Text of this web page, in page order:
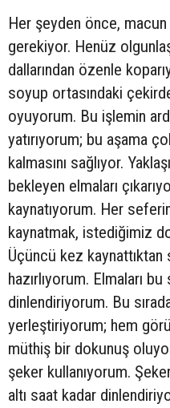
Her şeyden önce, macun
gerekiyor. Henüz
dallarından özenle
soyup ortasındaki
oyuyorum. Bu işlemin
yatırıyorum; bu aşama
kalmasını sağlıyor.
bekleyen elmaları
kaynatıyorum. Her
kaynatmak, istediğimiz
Üçüncü kez
hazırlıyorum. Elmaları
dinlendiriyorum. Bu
yerleştiriyorum; hem
müthiş bir dokunuş
şeker kullanıyorum.
altı saat kadar